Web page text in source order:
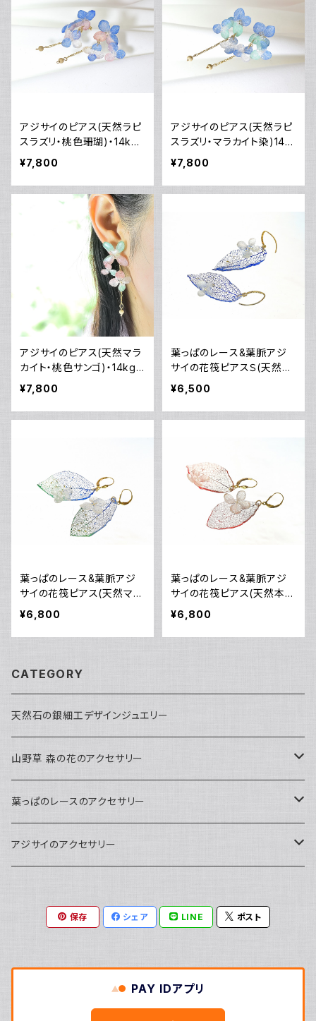
アジサイのピアス(天然ラピ
スラズリ・桃色珊瑚)・14kgf
《イヤリングに交換可》
¥7,800
アジサイのピアス(天然ラピ
スラズリ・マラカイト染)14k
gf《イヤリング可》
¥7,800
アジサイのピアス(天然マラ
カイト・桃色サンゴ)・14kgf
《イヤリングに交換可》
¥7,800
葉っぱのレース&葉脈アジ
サイの花筏ピアスＳ(天然ラ
ピスラズリ染め)・14kgf《イ
ヤリング可》
¥6,500
葉っぱのレース&葉脈アジ
サイの花筏ピアス(天然マラ
カイト＆ラピスラズリ染め)・
14kgf
¥6,800
葉っぱのレース&葉脈アジ
サイの花筏ピアス(天然本朱
染め)・14kgf《イヤリングに
交換可》
¥6,800
CATEGORY
天然石の銀細工デザインジュエリー
山野草 森の花のアクセサリー
ペンダント
ピアス
葉っぱのレースのアクセサリー
ネックレス
アジサイのアクセサリー
天然石染め
ネックレス
草木染
保存 シェア LINE ポスト
PAY IDアプリ